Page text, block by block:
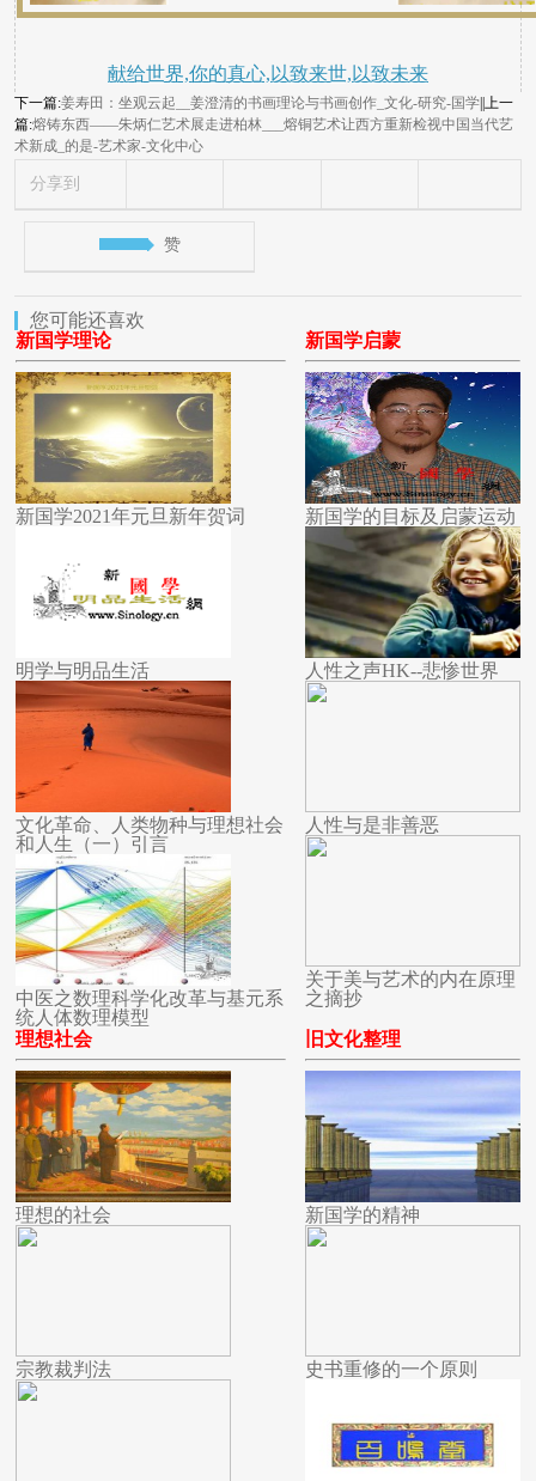
献给世界,你的真心,以致来世,以致未来
下一篇:姜寿田：坐观云起__姜澄清的书画理论与书画创作_文化-研究-国学 ||上一
篇:熔铸东西——朱炳仁艺术展走进柏林___熔铜艺术让西方重新检视中国当代艺
术新成_的是-艺术家-文化中心
分享到
赞
您可能还喜欢
新国学理论
新国学2021年元旦新年贺词
明学与明品生活
文化革命、人类物种与理想社会
和人生（一）引言
中医之数理科学化改革与基元系
统人体数理模型
新国学启蒙
新国学的目标及启蒙运动
人性之声HK--悲惨世界
人性与是非善恶
关于美与艺术的内在原理
之摘抄
理想社会
理想的社会
宗教裁判法
旧文化整理
新国学的精神
史书重修的一个原则